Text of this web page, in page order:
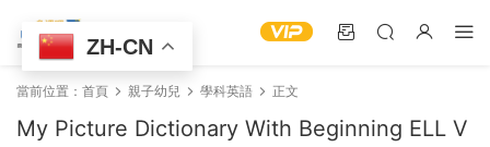
當前位置： 首頁 親子幼兒 學科英語 正文
My Picture Dictionary With Beginning ELL V
ZH-CN